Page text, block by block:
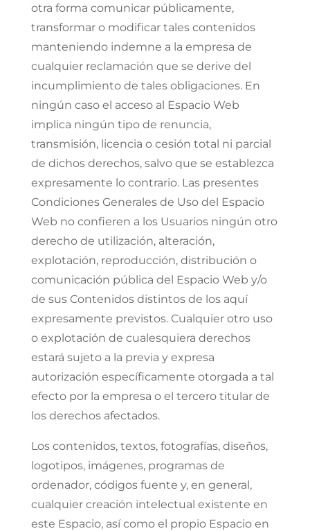
otra forma comunicar públicamente,
transformar o modificar tales contenidos
manteniendo indemne a la empresa de
cualquier reclamación que se derive del
incumplimiento de tales obligaciones. En
ningún caso el acceso al Espacio Web
implica ningún tipo de renuncia,
transmisión, licencia o cesión total ni parcial
de dichos derechos, salvo que se establezca
expresamente lo contrario. Las presentes
Condiciones Generales de Uso del Espacio
Web no confieren a los Usuarios ningún otro
derecho de utilización, alteración,
explotación, reproducción, distribución o
comunicación pública del Espacio Web y/o
de sus Contenidos distintos de los aquí
expresamente previstos. Cualquier otro uso
o explotación de cualesquiera derechos
estará sujeto a la previa y expresa
autorización específicamente otorgada a tal
efecto por la empresa o el tercero titular de
los derechos afectados.
Los contenidos, textos, fotografías, diseños,
logotipos, imágenes, programas de
ordenador, códigos fuente y, en general,
cualquier creación intelectual existente en
este Espacio, así como el propio Espacio en